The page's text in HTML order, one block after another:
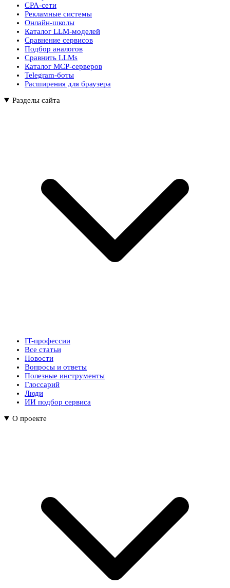
CPA-сети
Рекламные системы
Онлайн-школы
Каталог LLM-моделей
Сравнение сервисов
Подбор аналогов
Сравнить LLMs
Каталог MCP-серверов
Telegram-боты
Расширения для браузера
Разделы сайта
IT-профессии
Все статьи
Новости
Вопросы и ответы
Полезные инструменты
Глоссарий
Люди
ИИ подбор сервиса
О проекте